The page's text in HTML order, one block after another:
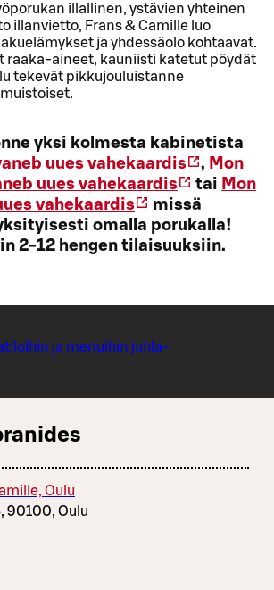
illallinen, ystävien yhteinen
illanvietto, Frans & Camille luo
ja yhdessäolo kohtaavat.
raaka-aineet, kauniisti katetut pöydät
tekevät pikkujouluistanne
yksi kolmesta kabinetista
uues vahekaardis , Mon
uues vahekaardis tai Mon
vahekaardis
missä
omalla porukalla!
2-12 hengen tilaisuuksiin.
ja menuihin juhla-
Oulu
90100, Oulu